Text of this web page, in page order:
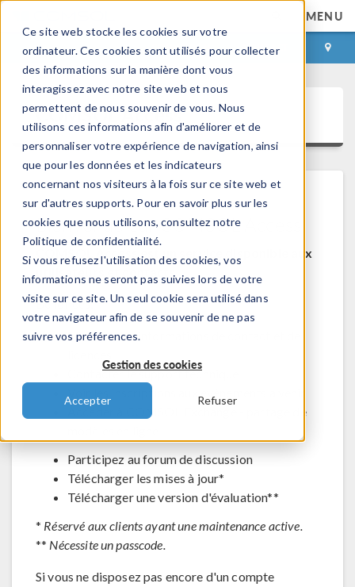
Ce site web stocke les cookies sur votre
ordinateur. Ces cookies sont utilisés pour collecter
des informations sur la manière dont vous
interagissez avec notre site web et nous
permettent de nous souvenir de vous. Nous
utilisons ces informations afin d'améliorer et de
personnaliser votre expérience de navigation, ainsi
que pour les données et les indicateurs
concernant nos visiteurs à la fois sur ce site web et
sur d'autres supports. Pour en savoir plus sur les
cookies que nous utilisons, consultez notre
Politique de confidentialité.
Si vous refusez l'utilisation des cookies, vos
informations ne seront pas suivies lors de votre
visite sur ce site. Un seul cookie sera utilisé dans
votre navigateur afin de se souvenir de ne pas
suivre vos préférences.
Gestion des cookies
Accepter Refuser
MENU
CONNEXION CONTACT
COMSOL Access
Bienvenue sur COMSOL Access
COMSOL Access est un service disponible aux
utilisateurs et contacts.
Bénéfices:
Modifier les informations de contact et de
Contacter le support technique
Voir les inscriptions aux évènements à venir
Accéder à COMSOL Exchange - partage de
Participez au forum de discussion
Télécharger les mises à jour*
Télécharger une version d'évaluation**
* Réservé aux clients ayant une maintenance active.
** Nécessite un passcode.
Si vous ne disposez pas encore d'un compte